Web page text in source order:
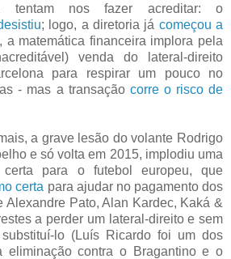
tentam nos fazer acreditar: o
; logo, a diretoria já começou a
a matemática financeira implora pela
venda do lateral-direito
para respirar um pouco no
- mas a transação corre o risco de
a grave lesão do volante Rodrigo
e só volta em 2015, implodiu uma
certa para o futebol europeu, que
certa para ajudar no pagamento dos
Alexandre Pato, Alan Kardec, Kaká &
a perder um lateral-direito e sem
lo (Luís Ricardo foi um dos
eliminação contra o Bragantino e o